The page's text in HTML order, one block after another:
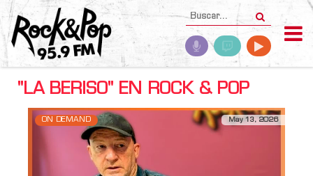
"LA BERISO" EN ROCK & POP
ON DEMAND May 13, 2026